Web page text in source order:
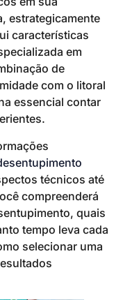
estrategicamente
características
em
de
com o litoral
essencial contar
técnicos até
compreenderá
quais
tempo leva cada
selecionar uma